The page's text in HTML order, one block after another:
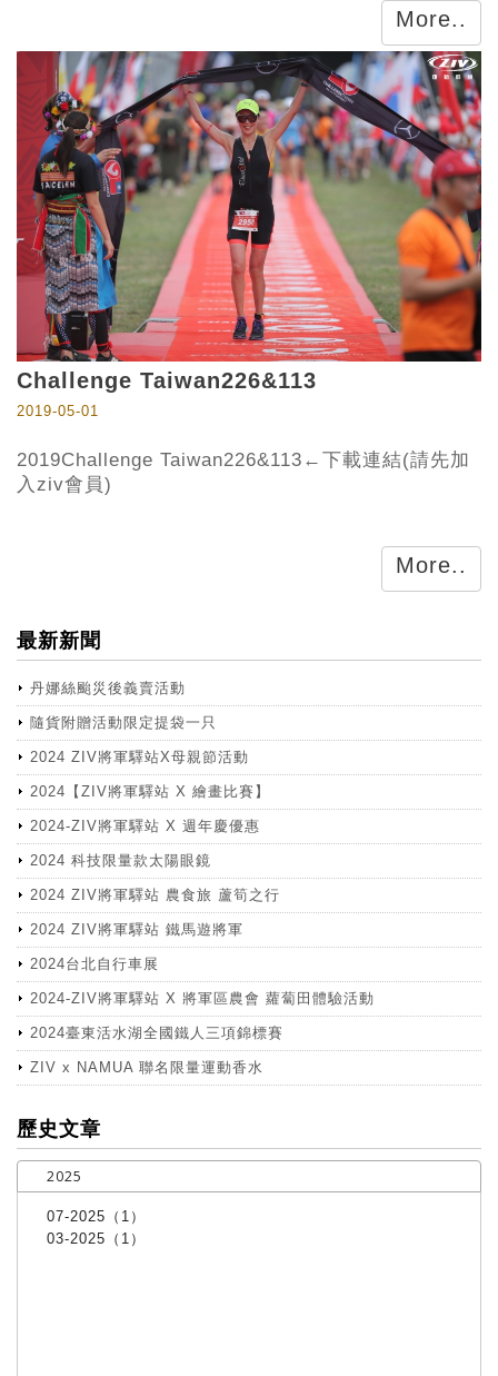
More..
Challenge Taiwan226&113
2019-05-01
2019Challenge Taiwan226&113←下載連結(請先加
入ziv會員)
More..
最新新聞
丹娜絲颱災後義賣活動
隨貨附贈活動限定提袋一只
2024 ZIV將軍驛站X母親節活動
2024【ZIV將軍驛站 X 繪畫比賽】
2024-ZIV將軍驛站 X 週年慶優惠
2024 科技限量款太陽眼鏡
2024 ZIV將軍驛站 農食旅 蘆筍之行
2024 ZIV將軍驛站 鐵馬遊將軍
2024台北自行車展
2024-ZIV將軍驛站 X 將軍區農會 蘿蔔田體驗活動
2024臺東活水湖全國鐵人三項錦標賽
ZIV x NAMUA 聯名限量運動香水
more
歷史文章
2025
07-2025（1）
03-2025（1）